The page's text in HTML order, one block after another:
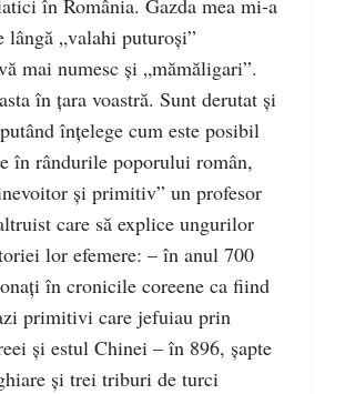
în România. Gazda mea mi-a
lângă „valahi puturoşi”
mai numesc şi „mămăligari”.
în ţara voastră. Sunt derutat şi
înţelege cum este posibil
în rândurile poporului român,
şi primitiv” un profesor
care să explice ungurilor
lor efemere: – în anul 700
în cronicile coreene ca fiind
primitivi care jefuiau prin
şi estul Chinei – în 896, şapte
şi trei triburi de turci